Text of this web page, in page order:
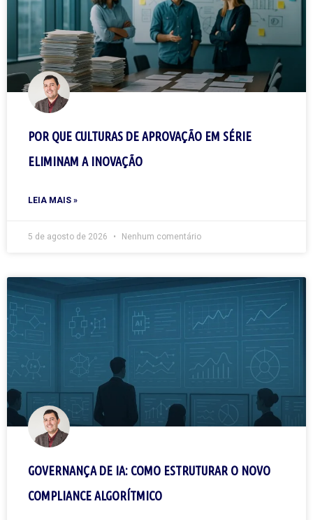
POR QUE CULTURAS DE APROVAÇÃO EM SÉRIE
ELIMINAM A INOVAÇÃO
LEIA MAIS »
5 de agosto de 2026 Nenhum comentário
GOVERNANÇA DE IA: COMO ESTRUTURAR O NOVO
COMPLIANCE ALGORÍTMICO